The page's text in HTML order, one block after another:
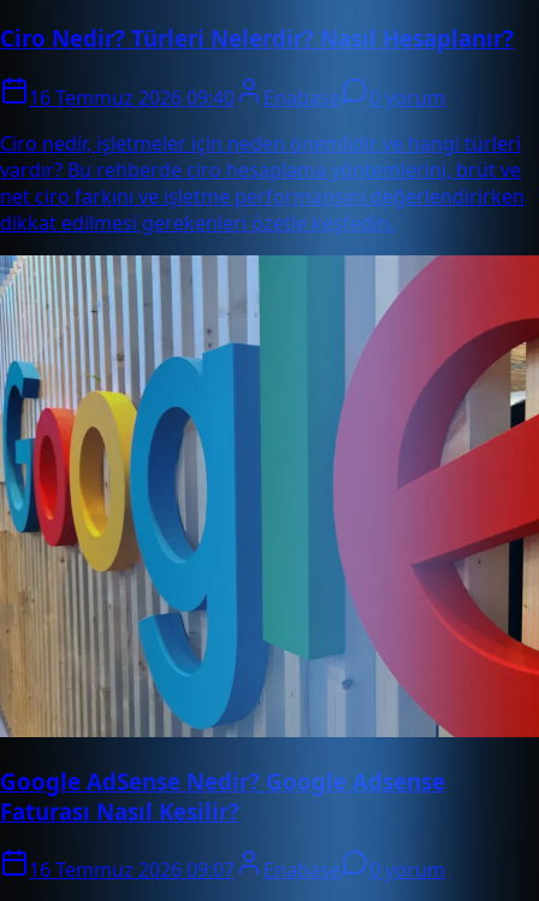
Ciro Nedir? Türleri Nelerdir? Nasıl Hesaplanır?
16 Temmuz 2026 09:40 Enabase
0 yorum
Ciro nedir, işletmeler için neden önemlidir ve hangi türleri
vardır? Bu rehberde ciro hesaplama yöntemlerini, brüt ve
net ciro farkını ve işletme performansını değerlendirirken
dikkat edilmesi gerekenleri özetle keşfedin.
Google AdSense Nedir? Google Adsense
Faturası Nasıl Kesilir?
16 Temmuz 2026 09:07 Enabase
0 yorum